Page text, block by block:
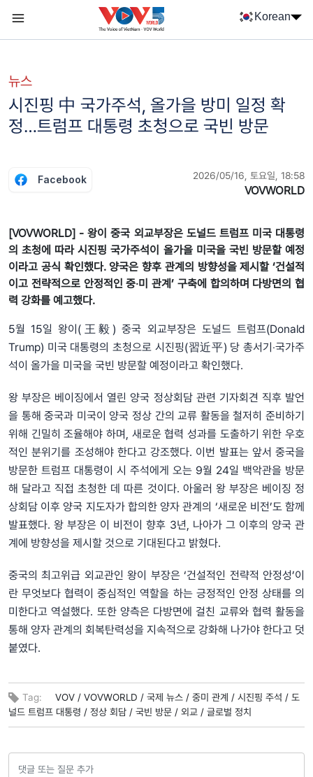
Korean
뉴스
시진핑 中 국가주석, 올가을 방미 일정 확
정…트럼프 대통령 초청으로 국빈 방문
Facebook 2026/05/16, 토요일, 18:58
VOVWORLD
[VOVWORLD] - 왕이 중국 외교부장은 도널드 트럼프 미국 대통령
의 초청에 따라 시진핑 국가주석이 올가을 미국을 국빈 방문할 예정
이라고 공식 확인했다. 양국은 향후 관계의 방향성을 제시할 ‘건설적
이고 전략적으로 안정적인 중‧미 관계’ 구축에 합의하며 다방면의 협
력 강화를 예고했다.
5월 15일 왕이(王毅) 중국 외교부장은 도널드 트럼프(Donald
Trump) 미국 대통령의 초청으로 시진핑(習近平) 당 총서기‧국가주
석이 올가을 미국을 국빈 방문할 예정이라고 확인했다.
왕 부장은 베이징에서 열린 양국 정상회담 관련 기자회견 직후 발언
을 통해 중국과 미국이 양국 정상 간의 교류 활동을 철저히 준비하기
위해 긴밀히 조율해야 하며, 새로운 협력 성과를 도출하기 위한 우호
적인 분위기를 조성해야 한다고 강조했다. 이번 발표는 앞서 중국을
방문한 트럼프 대통령이 시 주석에게 오는 9월 24일 백악관을 방문
해 달라고 직접 초청한 데 따른 것이다. 아울러 왕 부장은 베이징 정
상회담 이후 양국 지도자가 합의한 양자 관계의 ‘새로운 비전’도 함께
발표했다. 왕 부장은 이 비전이 향후 3년, 나아가 그 이후의 양국 관
계에 방향성을 제시할 것으로 기대된다고 밝혔다.
중국의 최고위급 외교관인 왕이 부장은 ‘건설적인 전략적 안정성’이
란 무엇보다 협력이 중심적인 역할을 하는 긍정적인 안정 상태를 의
미한다고 역설했다. 또한 양측은 다방면에 걸친 교류와 협력 활동을
통해 양자 관계의 회복탄력성을 지속적으로 강화해 나가야 한다고 덧
붙였다.
Tag: VOV / VOVWORLD / 국제 뉴스 / 중미 관계 / 시진핑 주석 / 도
널드 트럼프 대통령 / 정상 회담 / 국빈 방문 / 외교 / 글로벌 정치